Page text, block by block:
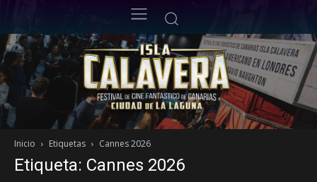
Inicio Etiquetas Cannes 2026
Etiqueta: Cannes 2026